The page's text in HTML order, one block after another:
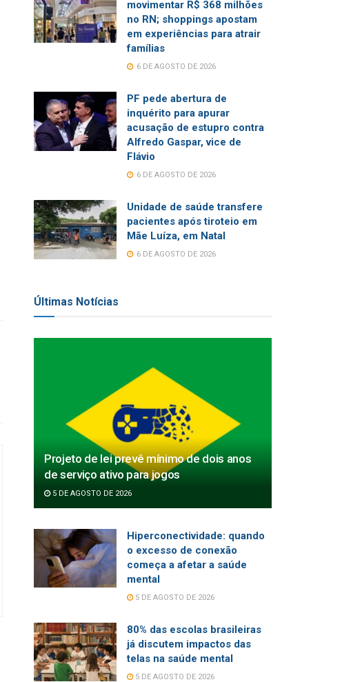
movimentar R$ 368 milhões
no RN; shoppings apostam
em experiências para atrair
famílias
6 DE AGOSTO DE 2026
PF pede abertura de
inquérito para apurar
acusação de estupro contra
Alfredo Gaspar, vice de
Flávio
6 DE AGOSTO DE 2026
Unidade de saúde transfere
pacientes após tiroteio em
Mãe Luíza, em Natal
6 DE AGOSTO DE 2026
Últimas Notícias
Projeto de lei prevê mínimo de dois anos
de serviço ativo para jogos
5 DE AGOSTO DE 2026
Hiperconectividade: quando
o excesso de conexão
começa a afetar a saúde
mental
5 DE AGOSTO DE 2026
80% das escolas brasileiras
já discutem impactos das
telas na saúde mental
5 DE AGOSTO DE 2026